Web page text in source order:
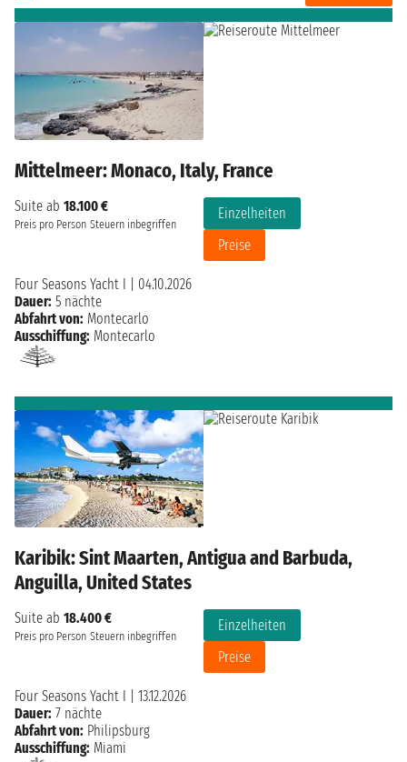
Mittelmeer: Monaco, Italy, France
Suite ab 18.100 €
Preis pro Person Steuern inbegriffen
Einzelheiten
Preise
Four Seasons Yacht I
04.10.2026
Dauer: 5 nächte
Abfahrt von: Montecarlo
Ausschiffung: Montecarlo
Karibik: Sint Maarten, Antigua and Barbuda,
Anguilla, United States
Suite ab 18.400 €
Preis pro Person Steuern inbegriffen
Einzelheiten
Preise
Four Seasons Yacht I
13.12.2026
Dauer: 7 nächte
Abfahrt von: Philipsburg
Ausschiffung: Miami